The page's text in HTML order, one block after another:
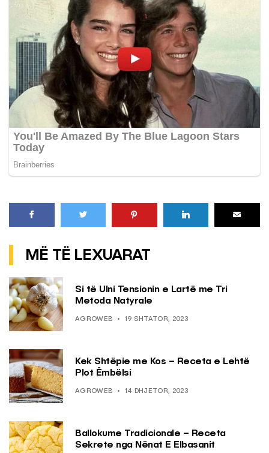
MË TË LEXUARAT
Si të Ulni Tensionin e Lartë me Tri
Metoda Natyrale
AGROWEB 19 SHTATOR, 2023
Kek Shtëpie me Kos – Receta e Lehtë
Plot Ëmbëlsi
AGROWEB 14 DHJETOR, 2023
Ballokume Tradicionale – Receta
Sekrete nga Nënat E Elbasanit